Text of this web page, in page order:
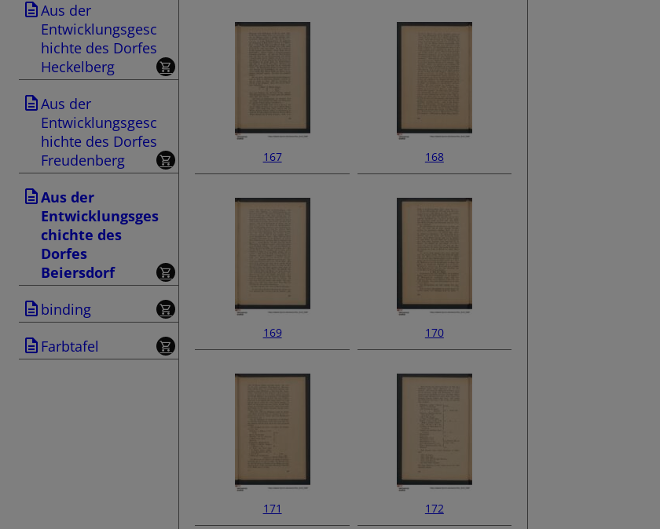
Aus der
Entwicklungsgesc
hichte des Dorfes
Heckelberg
Aus der
Entwicklungsgesc
hichte des Dorfes
Freudenberg
Aus der
Entwicklungsges
chichte des
Dorfes
Beiersdorf
binding
Farbtafel
167 168
169 170
171 172